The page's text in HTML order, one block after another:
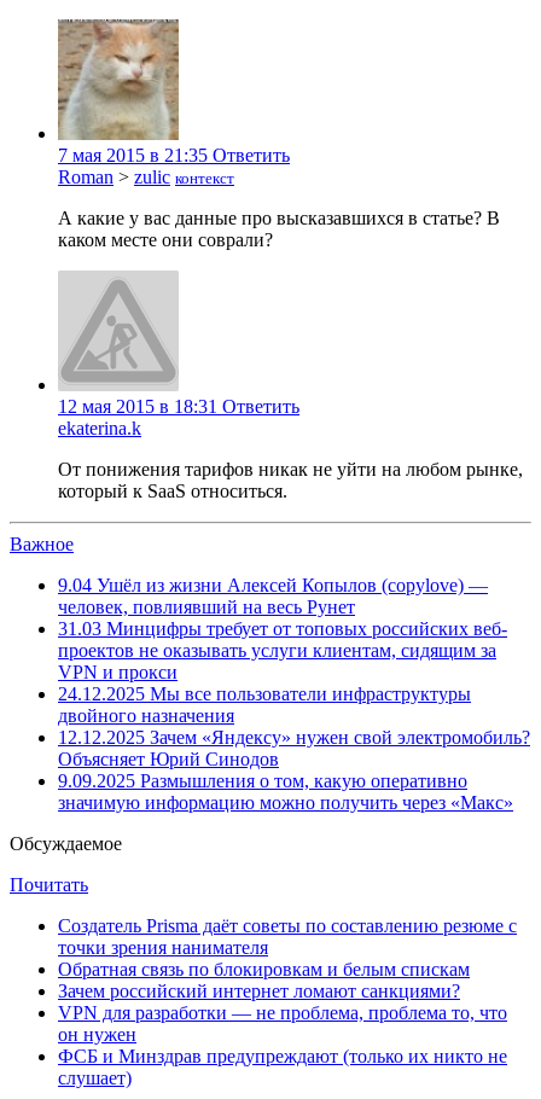
7 мая 2015 в 21:35 Ответить
Roman > zulic контекст
А какие у вас данные про высказавшихся в статье? В
каком месте они соврали?
12 мая 2015 в 18:31 Ответить
ekaterina.k
От понижения тарифов никак не уйти на любом рынке,
который к SaaS относиться.
Важное
9.04 Ушёл из жизни Алексей Копылов (copylove) —
человек, повлиявший на весь Рунет
31.03 Минцифры требует от топовых российских веб-
проектов не оказывать услуги клиентам, сидящим за
VPN и прокси
24.12.2025 Мы все пользователи инфраструктуры
двойного назначения
12.12.2025 Зачем «Яндексу» нужен свой электромобиль?
Объясняет Юрий Синодов
9.09.2025 Размышления о том, какую оперативно
значимую информацию можно получить через «Макс»
Обсуждаемое
Почитать
Создатель Prisma даёт советы по составлению резюме с
точки зрения нанимателя
Обратная связь по блокировкам и белым спискам
Зачем российский интернет ломают санкциями?
VPN для разработки — не проблема, проблема то, что
он нужен
ФСБ и Минздрав предупреждают (только их никто не
слушает)